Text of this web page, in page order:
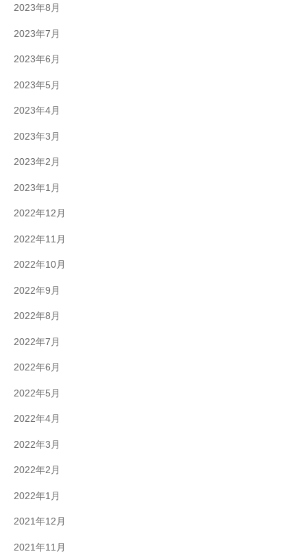
2023年8月
2023年7月
2023年6月
2023年5月
2023年4月
2023年3月
2023年2月
2023年1月
2022年12月
2022年11月
2022年10月
2022年9月
2022年8月
2022年7月
2022年6月
2022年5月
2022年4月
2022年3月
2022年2月
2022年1月
2021年12月
2021年11月